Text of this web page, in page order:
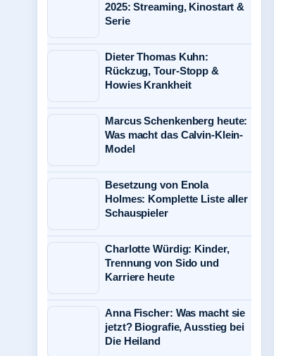
2025: Streaming, Kinostart &
Serie
Dieter Thomas Kuhn:
Rückzug, Tour-Stopp &
Howies Krankheit
Marcus Schenkenberg heute:
Was macht das Calvin-Klein-
Model
Besetzung von Enola
Holmes: Komplette Liste aller
Schauspieler
Charlotte Würdig: Kinder,
Trennung von Sido und
Karriere heute
Anna Fischer: Was macht sie
jetzt? Biografie, Ausstieg bei
Die Heiland